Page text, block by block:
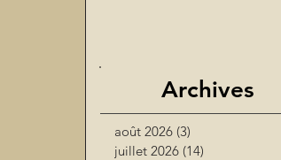
Archives
août 2026 (3)
juillet 2026 (14)